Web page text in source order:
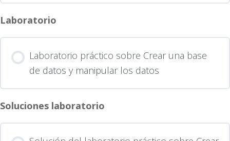
Laboratorio
Laboratorio práctico sobre Crear una base
de datos y manipular los datos
Soluciones laboratorio